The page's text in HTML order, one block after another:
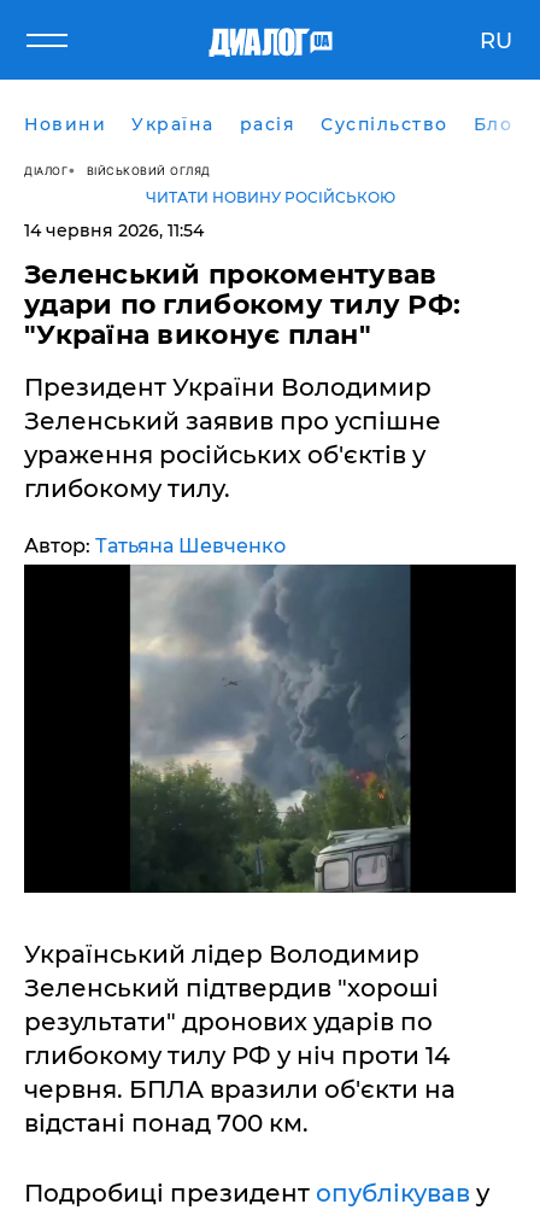
RU
Новини Україна расія Суспільство Блоги
ДІАЛОГ ВІЙСЬКОВИЙ ОГЛЯД
ЧИТАТИ НОВИНУ РОСІЙСЬКОЮ
14 червня 2026, 11:54
​Зеленський прокоментував
удари по глибокому тилу РФ:
"Україна виконує план"
Президент України Володимир
Зеленський заявив про успішне
ураження російських об'єктів у
глибокому тилу.
Автор: Татьяна Шевченко
Український лідер Володимир
Зеленський підтвердив "хороші
результати" дронових ударів по
глибокому тилу РФ у ніч проти 14
червня. БПЛА вразили об'єкти на
відстані понад 700 км.
Подробиці президент опублікував у